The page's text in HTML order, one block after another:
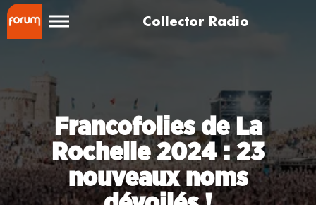
Collector Radio
Francofolies de La
Rochelle 2024 : 23
nouveaux noms